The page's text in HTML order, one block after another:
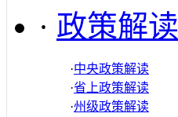
· 政策解读
·中央政策解读
·省上政策解读
·州级政策解读